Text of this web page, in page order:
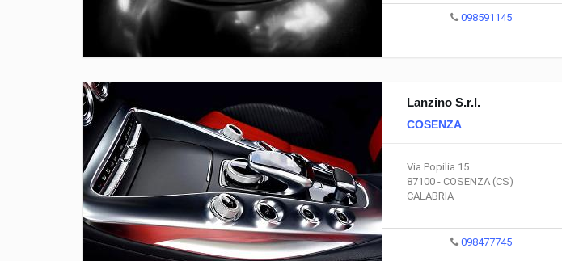
098591145
Lanzino S.r.l.
COSENZA
Via Popilia 15
87100 - COSENZA (CS)
CALABRIA
098477745